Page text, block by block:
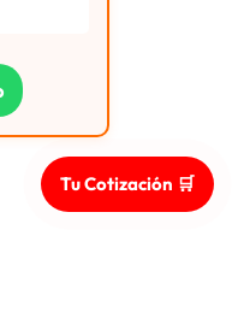
Tu Cotización 🛒